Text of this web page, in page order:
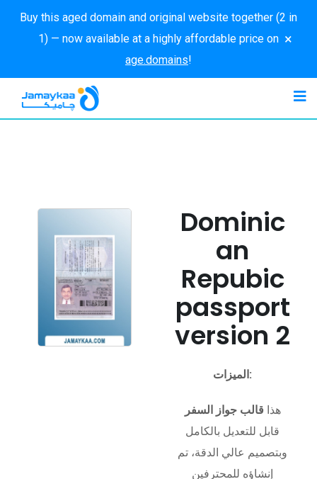
Buy this aged domain and original website together (2 in
1) — now available at a highly affordable price on
age.domains!
×
Dominic
an
Repubic
passport
version 2
الميزات:
هذا قالب جواز السفر
قابل للتعديل بالكامل
وبتصميم عالي الدقة، تم
إنشاؤه للمحترفين